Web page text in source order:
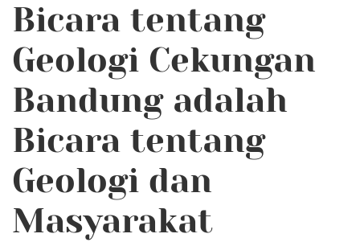
Bicara tentang
Geologi Cekungan
Bandung adalah
Bicara tentang
Geologi dan
Masyarakat